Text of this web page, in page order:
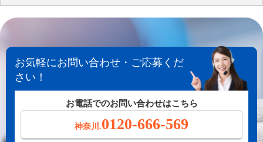
お気軽にお問い合わせ・ご応募くだ
さい！
お電話でのお問い合わせはこちら
神奈川.0120-666-569